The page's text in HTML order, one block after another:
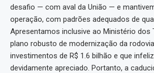
desafio — com aval da União — e
operação, com padrões adequados de
Apresentamos inclusive ao Ministério dos
plano robusto de modernização da
investimentos de R$ 1.6 bilhão e que
devidamente apreciado. Portanto, a